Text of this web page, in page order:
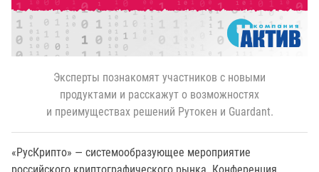
Эксперты познакомят участников с новыми
продуктами и расскажут о возможностях
и преимуществах решений Рутокен и Guardant.
«РусКрипто» — системообразующее мероприятие